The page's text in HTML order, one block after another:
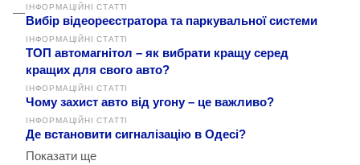
ІНФОРМАЦІЙНІ СТАТТІ
Вибір відеореєстратора та паркувальної системи
ІНФОРМАЦІЙНІ СТАТТІ
ТОП автомагнітол – як вибрати кращу серед
кращих для свого авто?
ІНФОРМАЦІЙНІ СТАТТІ
Чому захист авто від угону – це важливо?
ІНФОРМАЦІЙНІ СТАТТІ
Де встановити сигналізацію в Одесі?
Показати ще